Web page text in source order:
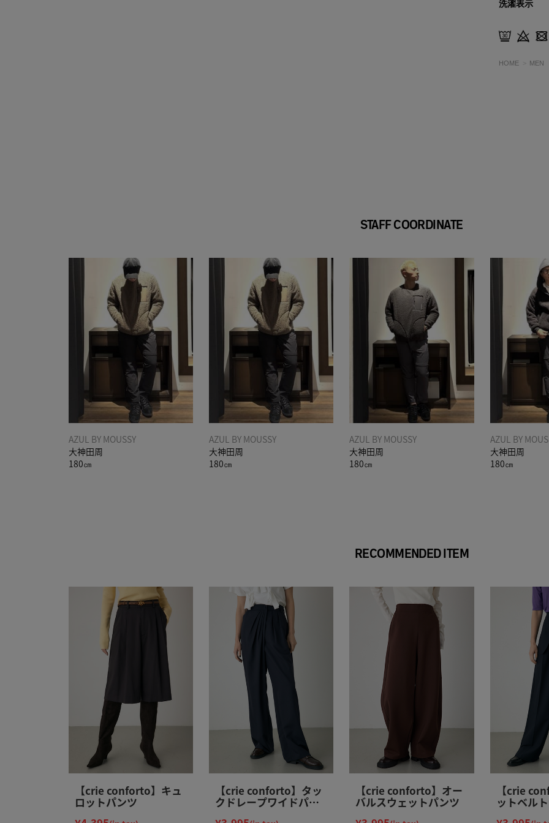
洗濯表示
HOME MEN
STAFF COORDINATE
AZUL BY MOUSSY
大神田周
180㎝
AZUL BY MOUSSY
大神田周
180㎝
AZUL BY MOUSSY
大神田周
180㎝
AZUL BY
大神田周
180㎝
RECOMMENDED ITEM
【crie conforto】キュ
ロットパンツ
【crie conforto】タッ
クドレープワイドパン
【crie conforto】オー
バルスウェットパンツ
【crie
ットベル